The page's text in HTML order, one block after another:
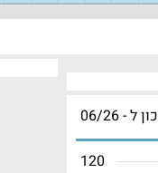
ל - 06/26
120